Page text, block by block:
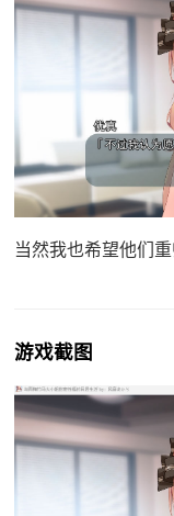
当然我也希望他们
游戏截图